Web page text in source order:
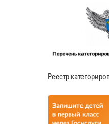
Реестр